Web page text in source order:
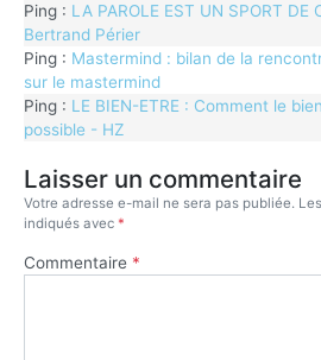
Ping : LA PAROLE EST UN SPORT DE
Bertrand Périer
Ping : Mastermind : bilan de la
sur le mastermind
Ping : LE BIEN-ETRE : Comment le
possible - HZ
Laisser un commentaire
Votre adresse e-mail ne sera pas publiée.
indiqués avec *
Commentaire *